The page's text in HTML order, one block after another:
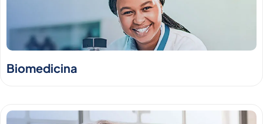
Biomedicina